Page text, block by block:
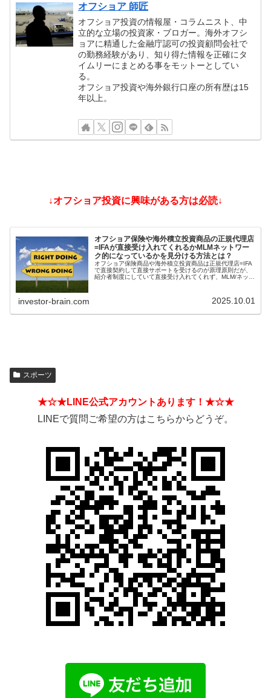
オフショア 師匠
オフショア投資の情報屋・コラムニスト、中
立的な立場の投資家・ブロガー。海外オフシ
ョアに精通した金融庁認可の投資顧問会社で
の勤務経験があり、知り得た情報を正確にタ
イムリーにまとめる事をモットーとしてい
る。
オフショア投資や海外銀行口座の所有歴は15
年以上。
↓オフショア投資に興味がある方は必読↓
オフショア保険や海外積立投資商品の正規代理店
=IFAが直接受け入れてくれるかMLMネットワー
ク的になっているかを見分ける方法とは？
オフショア保険商品や海外積立投資商品は正規代理店=IFA
で直接契約して直接サポートを受けるのが原理原則だが、
紹介者制度にしていて直接受け入れてくれず、MLM/ネット
investor-brain.com 2025.10.01
スポーツ
★☆★LINE公式アカウントあります！★☆★
LINEで質問ご希望の方はこちらからどうぞ。